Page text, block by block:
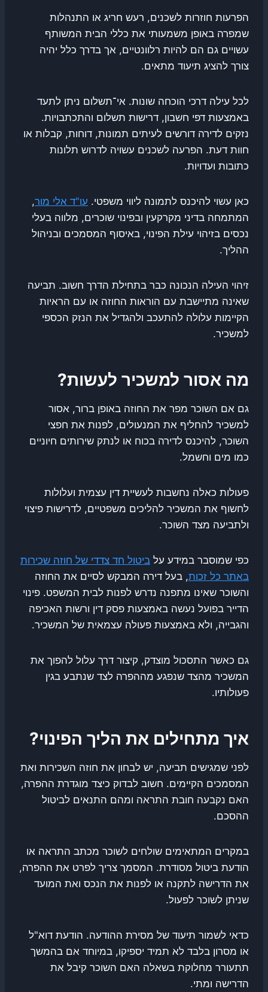
הפרעות חוזרות לשכנים, רעש חריג או התנהלות
שמפרה באופן משמעותי את כללי הבית המשותף
עשויים גם הם להיות רלוונטיים, אך בדרך כלל יהיה
צורך להציג תיעוד מתאים.
לכל עילה דרכי הוכחה שונות. אי־תשלום ניתן לתעד
באמצעות דפי חשבון, דרישות תשלום והתכתבויות.
נזקים לדירה דורשים לעיתים תמונות, דוחות, קבלות או
חוות דעת. הפרעה לשכנים עשויה לדרוש תלונות
כתובות ועדויות.
כאן עשוי להיכנס לתמונה ליווי משפטי. עו"ד אלי מור,
המתמחה בדיני מקרקעין ובפינוי שוכרים, מלווה בעלי
נכסים בזיהוי עילת הפינוי, באיסוף המסמכים ובניהול
ההליך.
זיהוי העילה הנכונה כבר בתחילת הדרך חשוב. תביעה
שאינה מתיישבת עם הוראות החוזה או עם הראיות
הקיימות עלולה להתעכב ולהגדיל את הנזק הכספי
למשכיר.
מה אסור למשכיר לעשות?
גם אם השוכר מפר את החוזה באופן ברור, אסור
למשכיר להחליף את המנעולים, לפנות את חפצי
השוכר, להיכנס לדירה בכוח או לנתק שירותים חיוניים
כמו מים וחשמל.
פעולות כאלה נחשבות לעשיית דין עצמית ועלולות
לחשוף את המשכיר להליכים משפטיים, לדרישות פיצוי
ולתביעה מצד השוכר.
כפי שמוסבר במידע על ביטול חד צדדי של חוזה שכירות
באתר כל זכות, בעל דירה המבקש לסיים את החוזה
והשוכר שאינו מתפנה נדרש לפנות לבית המשפט. פינוי
הדייר בפועל נעשה באמצעות פסק דין ורשות האכיפה
והגבייה, ולא באמצעות פעולה עצמאית של המשכיר.
גם כאשר התסכול מוצדק, קיצור דרך עלול להפוך את
המשכיר מהצד שנפגע מההפרה לצד שנתבע בגין
פעולותיו.
איך מתחילים את הליך הפינוי?
לפני שמגישים תביעה, יש לבחון את חוזה השכירות ואת
המסמכים הקיימים. חשוב לבדוק כיצד מוגדרת ההפרה,
האם נקבעה חובת התראה ומהם התנאים לביטול
ההסכם.
במקרים המתאימים שולחים לשוכר מכתב התראה או
הודעת ביטול מסודרת. המסמך צריך לפרט את ההפרה,
את הדרישה לתקנה או לפנות את הנכס ואת המועד
שניתן לשוכר לפעול.
כדאי לשמור תיעוד של מסירת ההודעה. הודעת דוא"ל
או מסרון בלבד לא תמיד יספיקו, במיוחד אם בהמשך
תתעורר מחלוקת בשאלה האם השוכר קיבל את
הדרישה ומתי.